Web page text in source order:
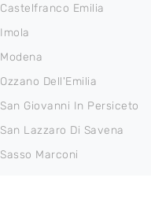
Castelfranco Emilia
Imola
Modena
Ozzano Dell'Emilia
San Giovanni In Persiceto
San Lazzaro Di Savena
Sasso Marconi